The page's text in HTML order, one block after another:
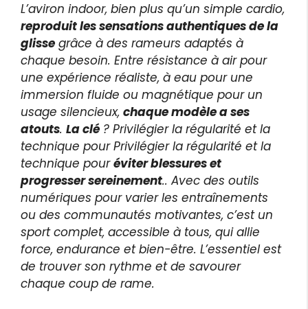
L’aviron indoor, bien plus qu’un simple cardio,
reproduit les sensations authentiques de la
glisse grâce à des rameurs adaptés à
chaque besoin. Entre résistance à air pour
une expérience réaliste, à eau pour une
immersion fluide ou magnétique pour un
usage silencieux, chaque modèle a ses
atouts. La clé ? Privilégier la régularité et la
technique pour Privilégier la régularité et la
technique pouréviter blessures et
progresser sereinement.. Avec des outils
numériques pour varier les entraînements
ou des communautés motivantes, c’est un
sport complet, accessible à tous, qui allie
force, endurance et bien-être. L’essentiel est
de trouver son rythme et de savourer
chaque coup de rame.